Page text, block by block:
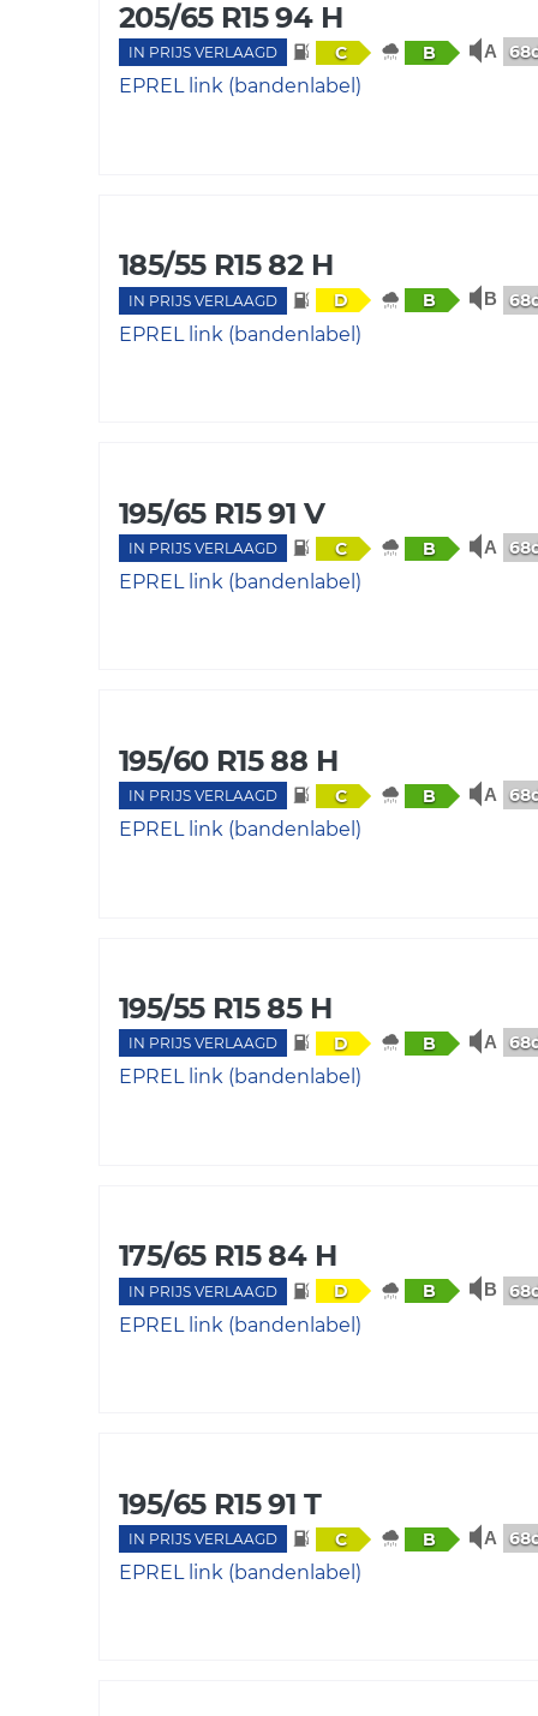
205/65 R15 94 H
IN PRIJS VERLAAGD C B
EPREL link (bandenlabel)
185/55 R15 82 H
IN PRIJS VERLAAGD D B
EPREL link (bandenlabel)
195/65 R15 91 V
IN PRIJS VERLAAGD C B
EPREL link (bandenlabel)
195/60 R15 88 H
IN PRIJS VERLAAGD C B
EPREL link (bandenlabel)
195/55 R15 85 H
IN PRIJS VERLAAGD D B
EPREL link (bandenlabel)
175/65 R15 84 H
IN PRIJS VERLAAGD D B
EPREL link (bandenlabel)
195/65 R15 91 T
IN PRIJS VERLAAGD C B
EPREL link (bandenlabel)